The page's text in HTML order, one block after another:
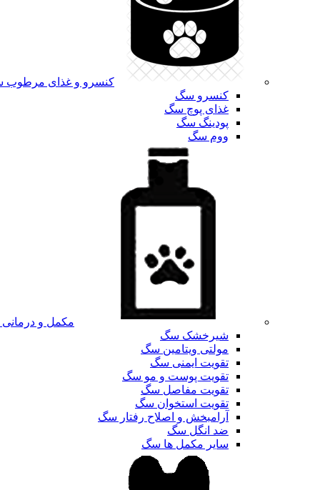
کنسرو و غذای
کنسرو سگ
غذای پوچ سگ
پودینگ سگ
ووم سگ
مکمل و
شیرخشک سگ
مولتی ویتامین سگ
تقویت ایمنی سگ
تقویت پوست و مو سگ
تقویت مفاصل سگ
تقویت استخوان سگ
آرامبخش و اصلاح رفتار سگ
ضد انگل سگ
سایر مکمل ها سگ